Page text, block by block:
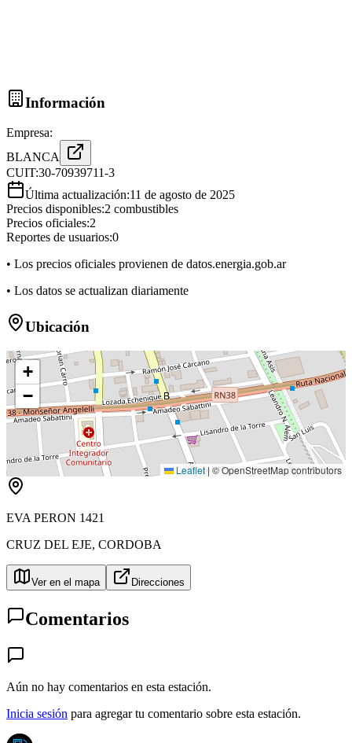
Información
Empresa:
BLANCA
CUIT:30-70939711-3
Última actualización:11 de agosto de 2025
Precios disponibles:2 combustibles
Precios oficiales:2
Reportes de usuarios:0
• Los precios oficiales provienen de datos.energia.gob.ar
• Los datos se actualizan diariamente
Ubicación
B
+
−
Leaflet|© OpenStreetMap contributors
EVA PERON 1421
CRUZ DEL EJE, CORDOBA
Ver en el mapa Direcciones
Comentarios
Aún no hay comentarios en esta estación.
Inicia sesión para agregar tu comentario sobre esta estación.